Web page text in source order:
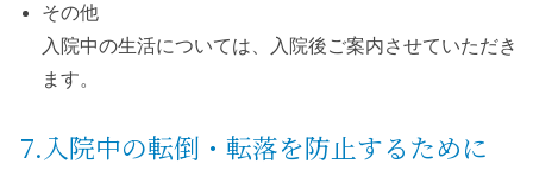
その他
入院中の生活については、入院後ご案内させていただき
ます。
7.入院中の転倒・転落を防止するために